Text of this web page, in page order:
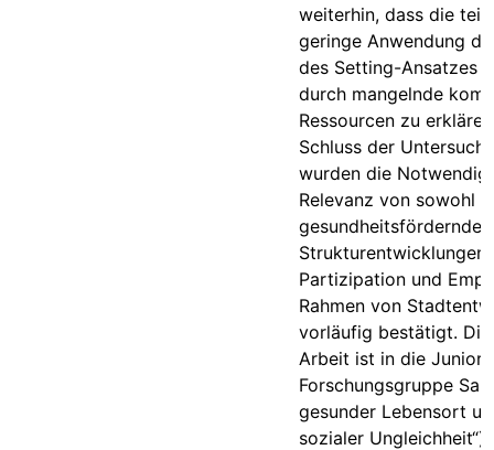
weiterhin, dass die
geringe Anwendung
des Setting-Ansatzes
durch mangelnde
Ressourcen zu
Schluss der
wurden die
Relevanz von sowohl
gesundheitsfördernden
Strukturentwicklungen
Partizipation und
Rahmen von
vorläufig bestätigt.
Arbeit ist in die Junior-
Forschungsgruppe
gesunder Lebensort
sozialer